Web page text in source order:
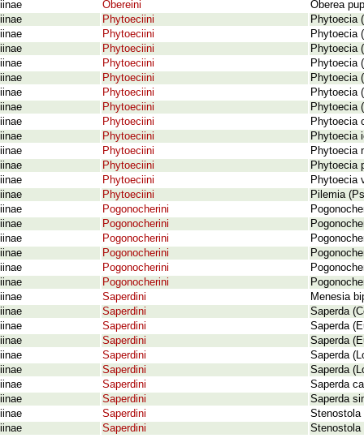
Obereini
Oberea
Phytoeciini
Phytoecia
Phytoeciini
Phytoecia
Phytoeciini
Phytoecia
Phytoeciini
Phytoecia
Phytoeciini
Phytoecia
Phytoeciini
Phytoecia
Phytoeciini
Phytoecia
Phytoeciini
Phytoecia
Phytoeciini
Phytoecia
Phytoeciini
Phytoecia
Phytoeciini
Phytoecia
Phytoeciini
Phytoecia
Phytoeciini
Pilemia
Pogonocherini
Pogonocherini
Pogonocherini
Pogonocherini
Pogonocherini
Pogonocherini
Saperdini
Menesia
Saperdini
Saperda
Saperdini
Saperda
Saperdini
Saperda
Saperdini
Saperda
Saperdini
Saperda
Saperdini
Saperda
Saperdini
Saperda
Saperdini
Stenostola
Saperdini
Stenostola